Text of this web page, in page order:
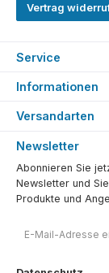
Vertrag
Service
Informationen
Versandarten
Newsletter
Abonnieren Sie
Newsletter und
Produkte und
Mail-